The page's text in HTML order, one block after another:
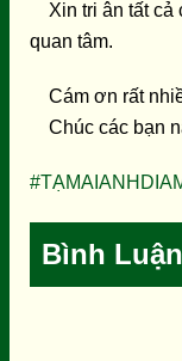
Xin tri ân tất cả
quan tâm.
Cám ơn rất
Chúc các bạn
#
Bình Luận